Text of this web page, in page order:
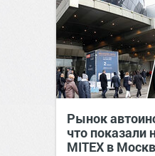
Рынок
что показали
MITEX в